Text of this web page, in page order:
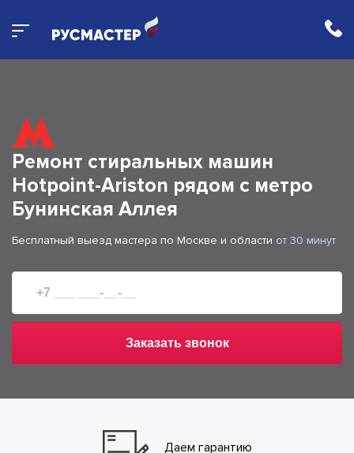
Ремонт стиральных машин
Hotpoint-Ariston рядом с метро
Бунинская Аллея
Бесплатный выезд мастера по Москве и области от 30 минут
Заказать звонок
Даем гарантию